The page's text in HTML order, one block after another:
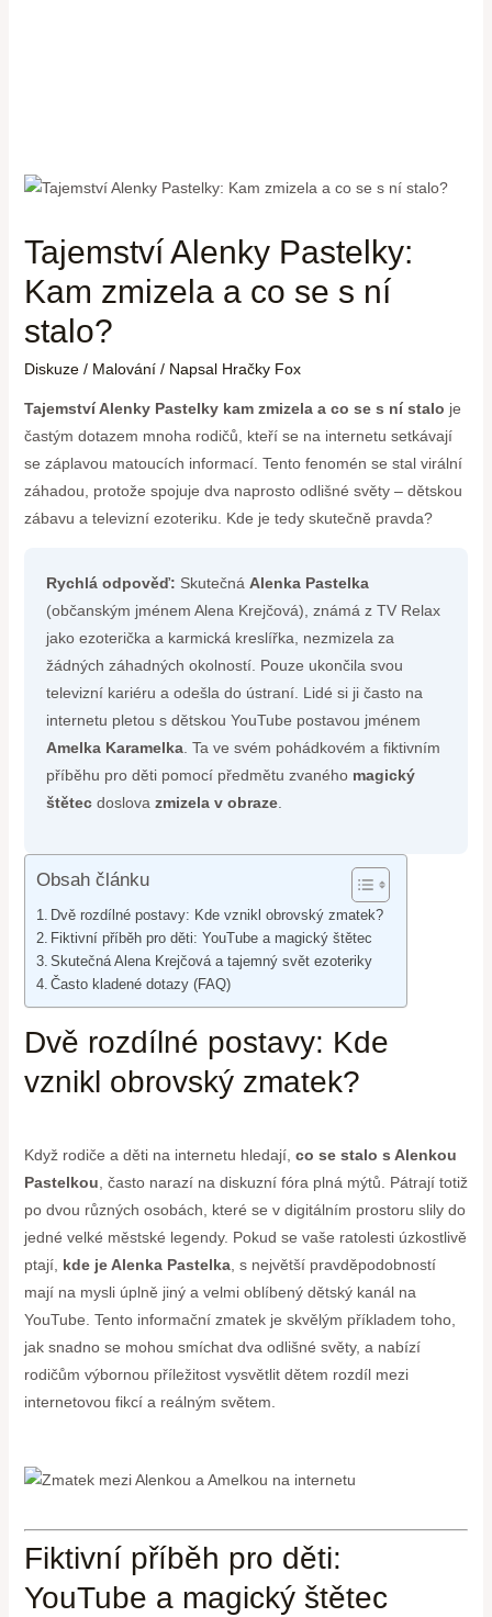
Tajemství Alenky Pastelky:
Kam zmizela a co se s ní
stalo?
Diskuze / Malování/ Napsal Hračky Fox
Tajemství Alenky Pastelky kam zmizela a co se s ní stalo je
častým dotazem mnoha rodičů, kteří se na internetu setkávají
se záplavou matoucích informací. Tento fenomén se stal virální
záhadou, protože spojuje dva naprosto odlišné světy – dětskou
zábavu a televizní ezoteriku. Kde je tedy skutečně pravda?
Rychlá odpověď: Skutečná Alenka Pastelka
(občanským jménem Alena Krejčová), známá z TV Relax
jako ezoterička a karmická kreslířka, nezmizela za
žádných záhadných okolností. Pouze ukončila svou
televizní kariéru a odešla do ústraní. Lidé si ji často na
internetu pletou s dětskou YouTube postavou jménem
Amelka Karamelka. Ta ve svém pohádkovém a fiktivním
příběhu pro děti pomocí předmětu zvaného magický
štětecdoslova zmizela v obraze.
Obsah článku
Dvě rozdílné postavy: Kde vznikl obrovský zmatek?
Fiktivní příběh pro děti: YouTube a magický štětec
Skutečná Alena Krejčová a tajemný svět ezoteriky
Často kladené dotazy (FAQ)
Dvě rozdílné postavy: Kde
vznikl obrovský zmatek?
Když rodiče a děti na internetu hledají, co se stalo s Alenkou
Pastelkou , často narazí na diskuzní fóra plná mýtů. Pátrají totiž
po dvou různých osobách, které se v digitálním prostoru slily do
jedné velké městské legendy. Pokud se vaše ratolesti úzkostlivě
ptají, kde je Alenka Pastelka, s největší pravděpodobností
mají na mysli úplně jiný a velmi oblíbený dětský kanál na
YouTube. Tento informační zmatek je skvělým příkladem toho,
jak snadno se mohou smíchat dva odlišné světy, a nabízí
rodičům výbornou příležitost vysvětlit dětem rozdíl mezi
internetovou fikcí a reálným světem.
Fiktivní příběh pro děti:
YouTube a magický štětec